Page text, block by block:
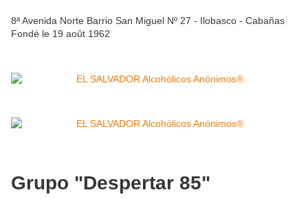
8ª Avenida Norte Barrio San Miguel Nº 27 - Ilobasco - Cabañas
Fondé le 19 août 1962
Grupo "Despertar 85"